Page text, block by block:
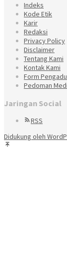
Indeks
Kode Etik
Karir
Redaksi
Privacy Policy
Disclaimer
Tentang Kami
Kontak Kami
Form
Pedoman
Jaringan Social
RSS
Didukung oleh